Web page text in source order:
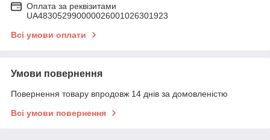
Оплата за реквізитами
UA483052990000026001026301923
Всі умови оплати
Умови повернення
Повернення товару впродовж 14 днів за домовленістю
Всі умови повернення